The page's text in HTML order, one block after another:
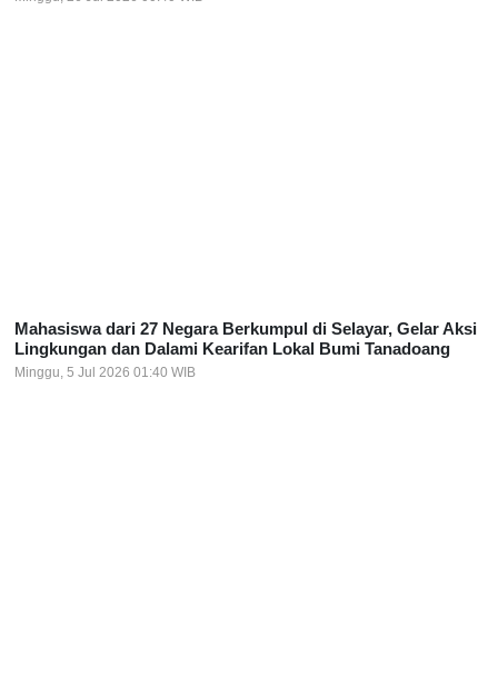
Mahasiswa dari 27 Negara Berkumpul di Selayar, Gelar Aksi
Lingkungan dan Dalami Kearifan Lokal Bumi Tanadoang
Minggu, 5 Jul 2026 01:40 WIB